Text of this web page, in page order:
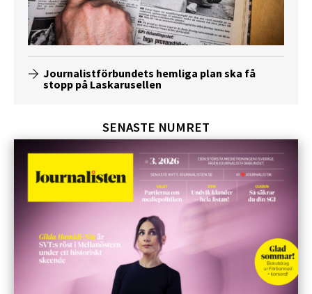
Journalistförbundets hemliga plan ska få
stopp på Laskarusellen
SENASTE NUMRET